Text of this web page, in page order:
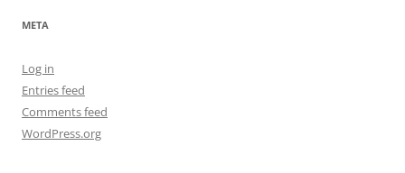
META
Log in
Entries feed
Comments feed
WordPress.org